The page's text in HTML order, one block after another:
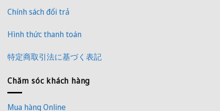
Chính sách đổi trả
Hình thức thanh toán
特定商取引法に基づく表記
Chăm sóc khách hàng
Mua hàng Online